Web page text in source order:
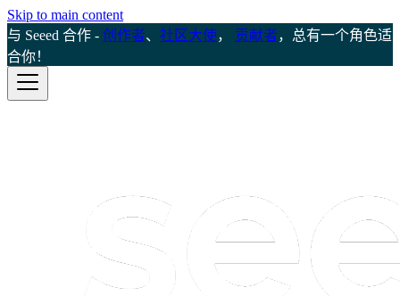
Skip to main content
与 Seeed 合作 - 创作者、 社区大使， 贡献者，总有一个角色适
合你！